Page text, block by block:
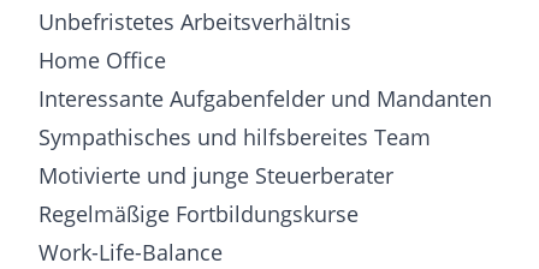
Unbefristetes Arbeitsverhältnis
Home Office
Interessante Aufgabenfelder und Mandanten
Sympathisches und hilfsbereites Team
Motivierte und junge Steuerberater
Regelmäßige Fortbildungskurse
Work-Life-Balance